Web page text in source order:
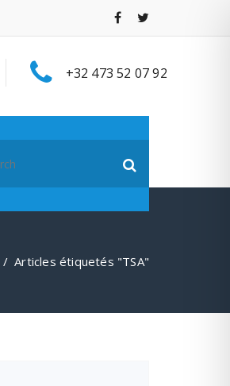
+32 473 52 07 92
/Articles étiquetés "TSA"